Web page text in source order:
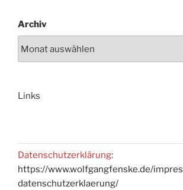
Archiv
Links
Datenschutzerklärung:
https://www.wolfgangfenske.de/
datenschutzerklaerung/